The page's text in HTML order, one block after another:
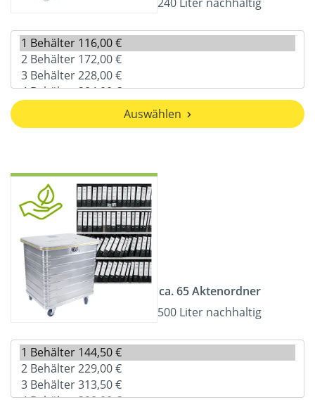
Auswählen
ca. 65 Aktenordner
500 Liter nachhaltig